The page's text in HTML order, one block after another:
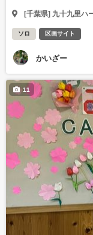
[千葉県] 九十九里ハ
ソロ 区画サイト
かいざー
11